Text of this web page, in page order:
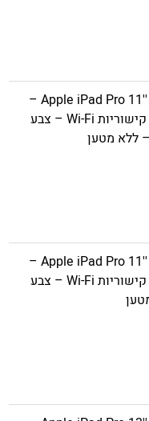
אייפד פרו Apple iPad Pro 11'' M5 –
נפח 512GB – קישוריות Wi-Fi – צבע
אייפד פרו Apple iPad Pro 11'' M5 –
נפח 512GB – קישוריות Wi-Fi – צבע